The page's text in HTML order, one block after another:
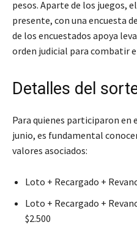
pesos. Aparte de los juegos,
presente, con una encuesta
de los encuestados apoya
orden judicial para combatir
Detalles del
Para quienes participaron en
junio, es fundamental
valores asociados:
Loto + Recargado +
Loto + Recargado +
$2.500